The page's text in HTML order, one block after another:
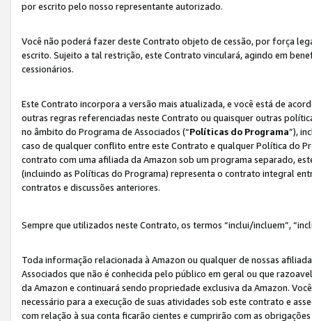
por escrito pelo nosso representante autorizado.
Você não poderá fazer deste Contrato objeto de cessão, por força
escrito. Sujeito a tal restrição, este Contrato vinculará, agindo em
cessionários.
Este Contrato incorpora a versão mais atualizada, e você está de
outras regras referenciadas neste Contrato ou quaisquer outras
no âmbito do Programa de Associados (“Políticas do Programa”),
caso de qualquer conflito entre este Contrato e qualquer Política do
contrato com uma afiliada da Amazon sob um programa separado,
(incluindo as Políticas do Programa) representa o contrato integral
contratos e discussões anteriores.
Sempre que utilizados neste Contrato, os termos “inclui/incluem”,
Toda informação relacionada à Amazon ou qualquer de nossas
Associados que não é conhecida pelo público em geral ou que
da Amazon e continuará sendo propriedade exclusiva da Amazon.
necessário para a execução de suas atividades sob este contrato e
com relação à sua conta ficarão cientes e cumprirão com as